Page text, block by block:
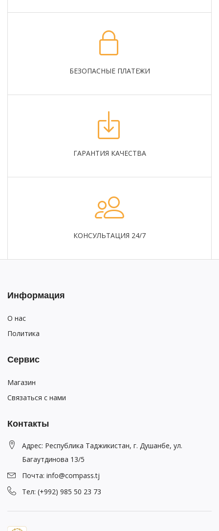
БЕЗОПАСНЫЕ ПЛАТЕЖИ
ГАРАНТИЯ КАЧЕСТВА
КОНСУЛЬТАЦИЯ 24/7
Информация
О нас
Политика
Сервис
Магазин
Связаться с нами
Контакты
Адрес: Республика Таджикистан, г. Душанбе, ул.
Багаутдинова 13/5
Почта: info@compass.tj
Тел: (+992) 985 50 23 73